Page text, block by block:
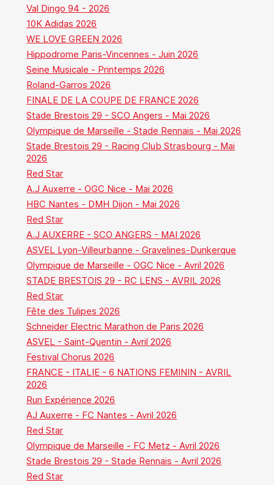
Val Dingo 94 - 2026
10K Adidas 2026
WE LOVE GREEN 2026
Hippodrome Paris-Vincennes - Juin 2026
Seine Musicale - Printemps 2026
Roland-Garros 2026
FINALE DE LA COUPE DE FRANCE 2026
Stade Brestois 29 - SCO Angers - Mai 2026
Olympique de Marseille - Stade Rennais - Mai 2026
Stade Brestois 29 - Racing Club Strasbourg - Mai
2026
Red Star
A.J Auxerre - OGC Nice - Mai 2026
HBC Nantes - DMH Dijon - Mai 2026
Red Star
A.J AUXERRE - SCO ANGERS - MAI 2026
ASVEL Lyon-Villeurbanne - Gravelines-Dunkerque
Olympique de Marseille - OGC Nice - Avril 2026
STADE BRESTOIS 29 - RC LENS - AVRIL 2026
Red Star
Fête des Tulipes 2026
Schneider Electric Marathon de Paris 2026
ASVEL - Saint-Quentin - Avril 2026
Festival Chorus 2026
FRANCE - ITALIE - 6 NATIONS FEMININ - AVRIL
2026
Run Expérience 2026
AJ Auxerre - FC Nantes - Avril 2026
Red Star
Olympique de Marseille - FC Metz - Avril 2026
Stade Brestois 29 - Stade Rennais - Avril 2026
Red Star